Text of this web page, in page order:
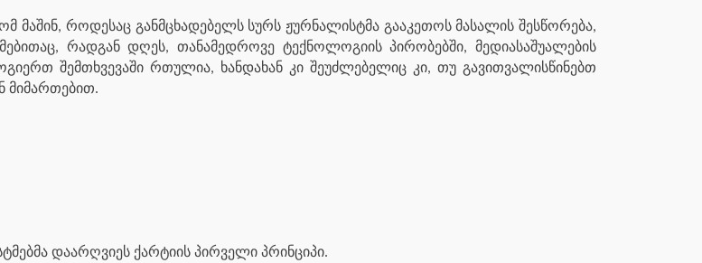
მაშინ, როდესაც განმცხადებელს სურს ჟურნალისტმა გააკეთოს მასალის შესწორება,
რადგან დღეს, თანამედროვე ტექნოლოგიის პირობებში, მედიასაშუალების
შემთხვევაში რთულია, ხანდახან კი შეუძლებელიც კი, თუ გავითვალისწინებთ
მიმართებით.
დაარღვიეს ქარტიის პირველი პრინციპი.